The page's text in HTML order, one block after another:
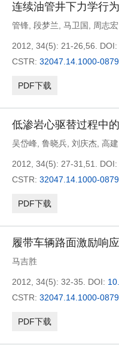
连续油管井下力学行
管锋 段梦兰 马卫国 周志宏
2012, 34(5): 21-26,56. DOI:
CSTR: 32047.14.1000-
PDF下载
低渗岩心驱替过程中
吴岱峰 鲁晓兵 刘庆杰 高建
2012, 34(5): 27-31,51. DOI:
CSTR: 32047.14.1000-
PDF下载
履带车辆路面激励响
马吉胜
2012, 34(5): 32-35. DOI:
CSTR: 32047.14.1000-
PDF下载